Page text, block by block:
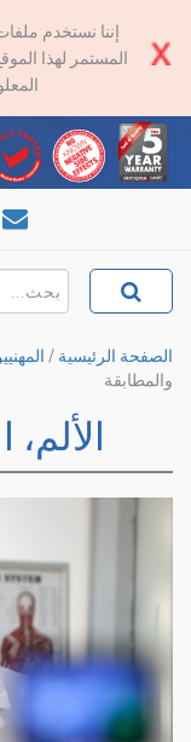
إننا نستخدم
المستمر لهذا
الصفحة الرئيسية /
والمطابقة